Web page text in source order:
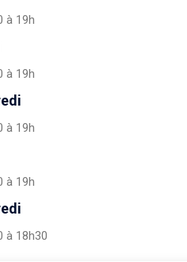
à 19h
à 19h
à 19h
à 19h
à 18h30